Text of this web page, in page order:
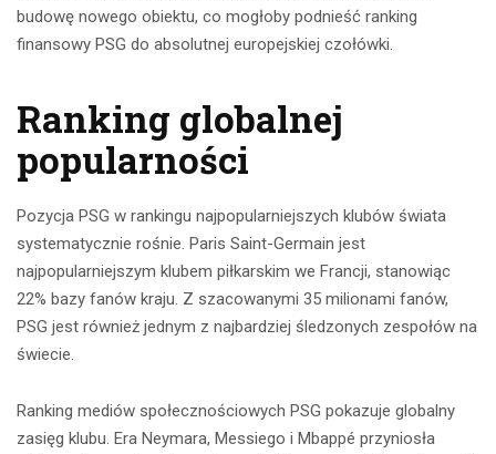
budowę nowego obiektu, co mogłoby podnieść ranking
finansowy PSG do absolutnej europejskiej czołówki.
Ranking globalnej
popularności
Pozycja PSG w rankingu najpopularniejszych klubów świata
systematycznie rośnie. Paris Saint-Germain jest
najpopularniejszym klubem piłkarskim we Francji, stanowiąc
22% bazy fanów kraju. Z szacowanymi 35 milionami fanów,
PSG jest również jednym z najbardziej śledzonych zespołów na
świecie.
Ranking mediów społecznościowych PSG pokazuje globalny
zasięg klubu. Era Neymara, Messiego i Mbappé przyniosła